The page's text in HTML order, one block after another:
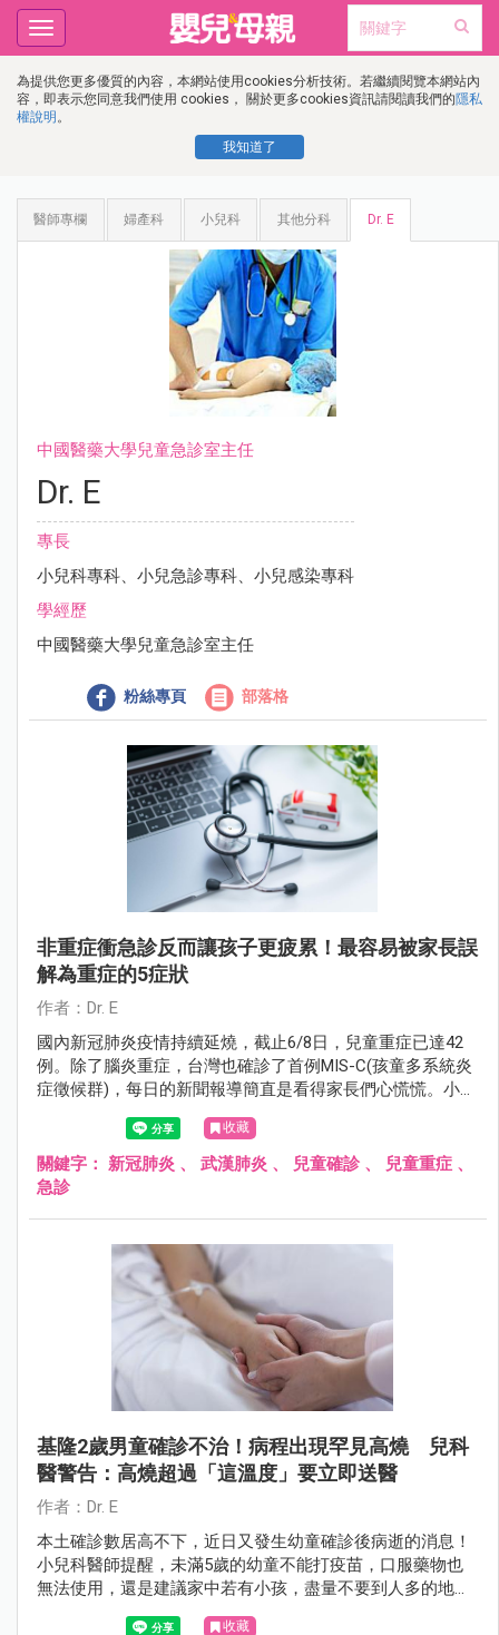
為提供您更多優質的內容，本網站使用cookies分析技術。若繼續閱覽本網站內
容，即表示您同意我們使用 cookies， 關於更多cookies資訊請閱讀我們的隱私
權說明 。
我知道了
Toggle
navigation
醫師專欄 婦產科 小兒科 其他分科 Dr. E
中國醫藥大學兒童急診室主任
Dr. E
專長
小兒科專科、小兒急診專科、小兒感染專科
學經歷
中國醫藥大學兒童急診室主任
粉絲專頁 部落格
非重症衝急診反而讓孩子更疲累！最容易被家長誤
解為重症的5症狀
作者：Dr. E
國內新冠肺炎疫情持續延燒，截止6/8日，兒童重症已達42
例。除了腦炎重症，台灣也確診了首例MIS-C(孩童多系統炎
症徵候群)，每日的新聞報導簡直是看得家長們心慌慌。小兒
科醫師建議家長，在現今的時空背景下，確診者無法到診所
看診，或到急診室可能需要等待 1-2 小時，這時候家長就需
要學習如何正確評估孩子的生理狀況。以下小兒科醫師整理
了五個確診新冠肺炎後，家長常帶孩子衝急診但誤解成重症
收藏
關鍵字： 新冠肺炎 、 武漢肺炎 、 兒童確診 、 兒童重症 、
急診
基隆2歲男童確診不治！病程出現罕見高燒 兒科
醫警告：高燒超過「這溫度」要立即送醫
作者：Dr. E
本土確診數居高不下，近日又發生幼童確診後病逝的消息！
小兒科醫師提醒，未滿5歲的幼童不能打疫苗，口服藥物也
無法使用，還是建議家中若有小孩，盡量不要到人多的地方
參與不必要的社交活動！
收藏